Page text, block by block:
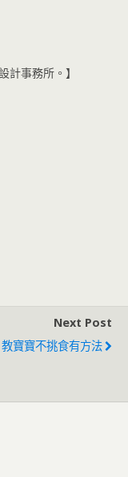
計事務所。】
Next Post
教寶寶不挑食有方法